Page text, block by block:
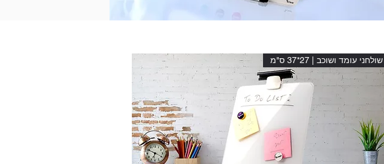
שולחני עומד ושוכב | 27*37 ס"מ